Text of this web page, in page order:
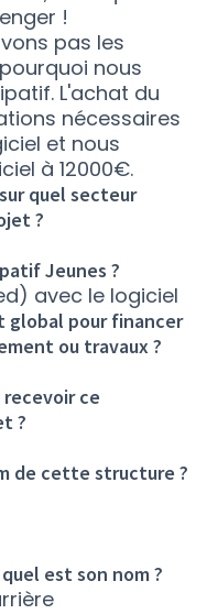
!
pas les
nous
L'achat du
nécessaires
et nous
à 12000€.
quel secteur
?
Jeunes ?
avec le logiciel
global pour financer
ou travaux ?
ce
?
de cette structure ?
est son nom ?